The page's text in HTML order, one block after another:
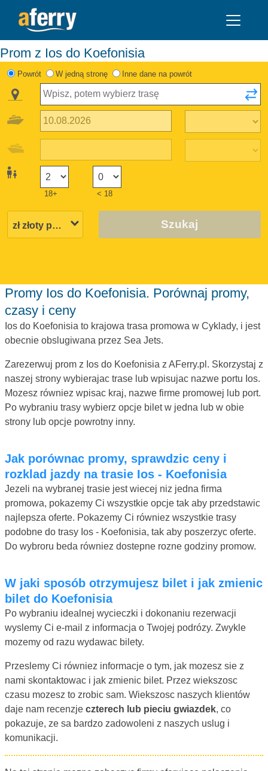
Prom z Ios do Koefonisia
Powrót W jedną stronę Inne dane na powrót
18+ < 18
Szukaj
Promy Ios do Koefonisia. Porównaj promy,
czasy i ceny
Ios do Koefonisia to krajowa trasa promowa w Cyklady, i jest
obecnie obslugiwana przez Sea Jets.
Zarezerwuj prom z Ios do Koefonisia z AFerry.pl. Skorzystaj z
naszej strony wybierajac trase lub wpisujac nazwe portu Ios.
Mozesz równiez wpisac kraj, nazwe firme promowej lub port.
Po wybraniu trasy wybierz opcje bilet w jedna lub w obie
strony lub opcje powrotny inny.
Jak porównac promy, sprawdzic ceny i
rozklad jazdy na trasie Ios - Koefonisia
Jezeli na wybranej trasie jest wiecej niz jedna firma
promowa, pokazemy Ci wszystkie opcje tak aby przedstawic
najlepsza oferte. Pokazemy Ci równiez wszystkie trasy
podobne do trasy Ios - Koefonisia, tak aby poszerzyc oferte.
Do wybroru beda równiez dostepne rozne godziny promow.
W jaki sposób otrzymujesz bilet i jak zmienic
bilet do Koefonisia
Po wybraniu idealnej wycieczki i dokonaniu rezerwacji
wyslemy Ci e-mail z informacja o Twojej podrózy. Zwykle
mozemy od razu wydawac bilety.
Przeslemy Ci równiez informacje o tym, jak mozesz sie z
nami skontaktowac i jak zmienic bilet. Przez wiekszosc
czasu mozesz to zrobic sam. Wiekszosc naszych klientów
daje nam recenzje czterech lub pieciu gwiazdek, co
pokazuje, ze sa bardzo zadowoleni z naszych uslug i
komunikacji.